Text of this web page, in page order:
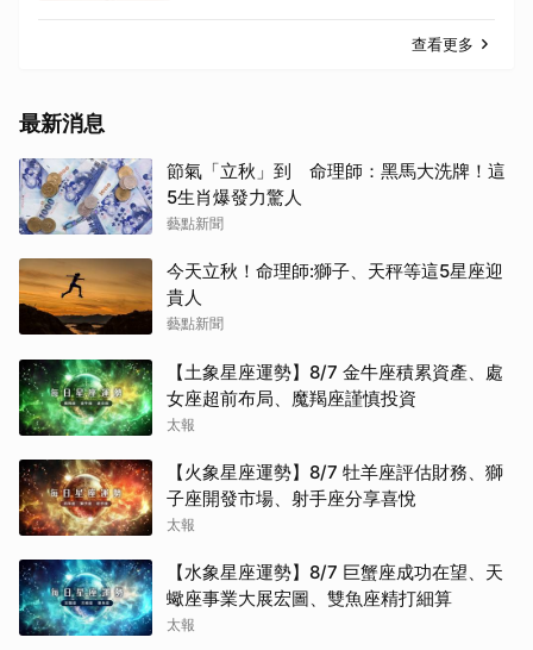
查看更多
最新消息
節氣「立秋」到 命理師：黑馬大洗牌！這
5生肖爆發力驚人
藝點新聞
今天立秋！命理師:獅子、天秤等這5星座迎
貴人
藝點新聞
【土象星座運勢】8/7 金牛座積累資產、處
女座超前布局、魔羯座謹慎投資
太報
【火象星座運勢】8/7 牡羊座評估財務、獅
子座開發市場、射手座分享喜悅
太報
【水象星座運勢】8/7 巨蟹座成功在望、天
蠍座事業大展宏圖、雙魚座精打細算
太報